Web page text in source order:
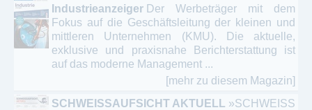
Industrieanzeiger Der Werbeträger mit dem
Fokus auf die Geschäftsleitung der kleinen und
mittleren Unternehmen (KMU). Die aktuelle,
exklusive und praxisnahe Berichterstattung ist
auf das moderne Management ...
[mehr zu diesem Magazin]
SCHWEISSAUFSICHT AKTUELL »SCHWEISS